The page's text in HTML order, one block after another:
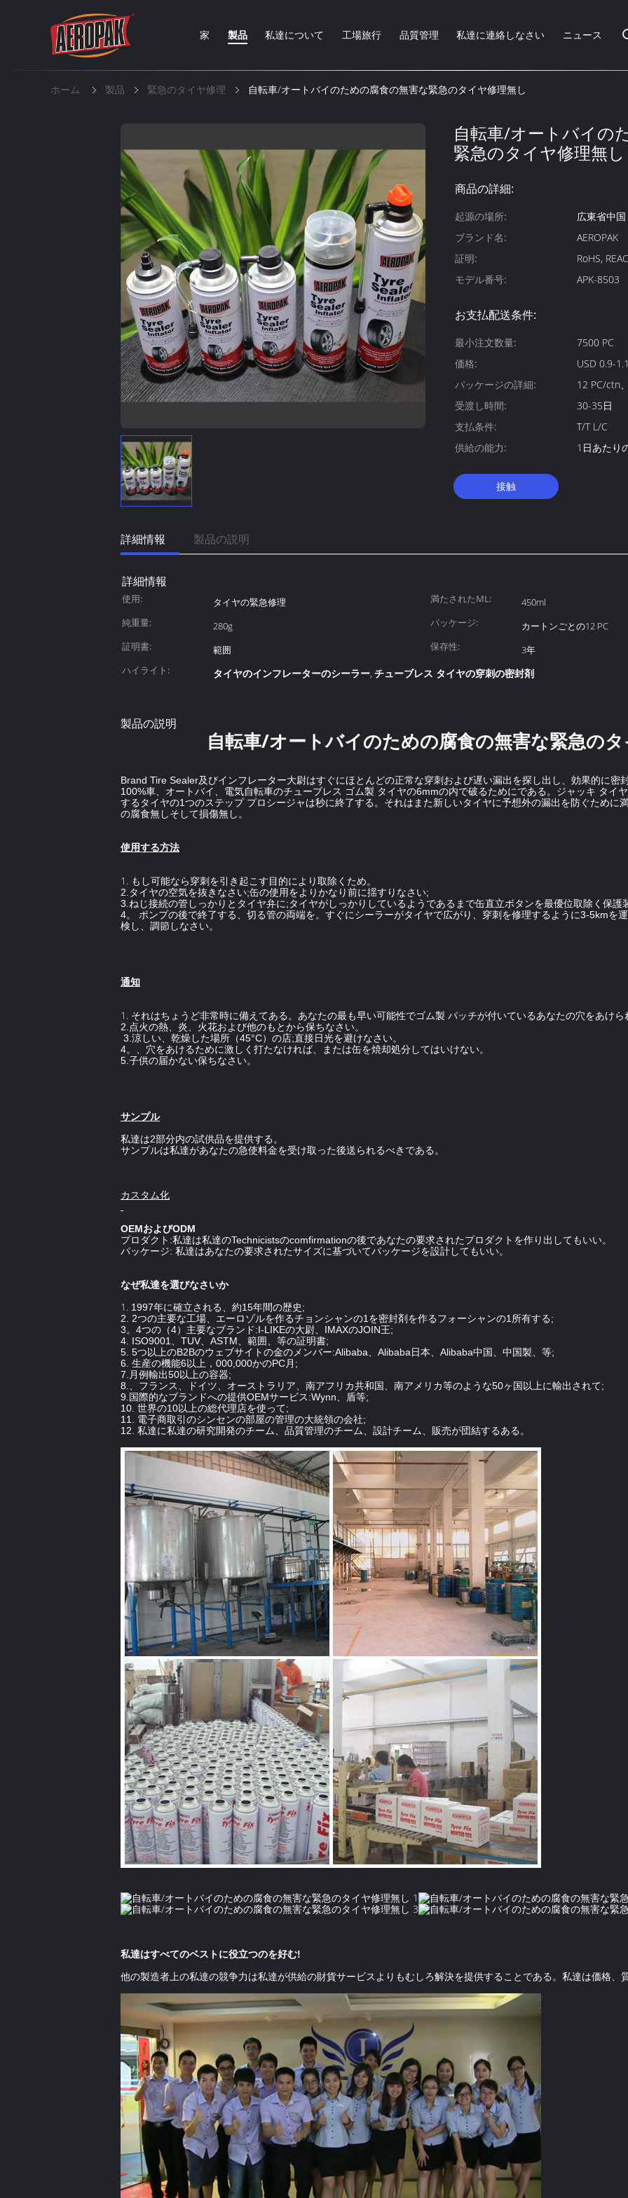
家 製品 私達について 工場旅行 品質管理 私達に連絡しなさい ニュース
ホーム 製品 緊急のタイヤ修理 自転車/オートバイのための腐食の無害な緊急のタイヤ修理無し
自転車/オートバイの
緊急のタイヤ修理無し
商品の詳細:
起源の場所:
広東省中国
ブランド名:
AEROPAK
証明:
RoHS,
モデル番号:
APK-8503
お支払配送条件:
最小注文数量:
7500 PC
価格:
USD 0.9-
パッケージの詳細:
12 PC/ctn
受渡し時間:
30-35日
支払条件:
T/T L/C
供給の能力:
1日あたり
接触
詳細情報 製品の説明
詳細情報
使用: タイヤの緊急修理 満たされたML:
450ml
純重量:
280g パッケージ:
カートンごとの12 PC
証明書:
範囲 保存性:
3年
ハイライト:
タイヤのインフレーターのシーラー, チューブレス タイヤの穿刺の密封剤
製品の説明
自転車/オートバイのための腐食の無害な緊急の
Brand Tire Sealer及びインフレーター大尉はすぐにほとんどの正常な穿刺および遅い漏出を探し出し、効果的に密
100%車、オートバイ、電気自転車のチューブレス ゴム製 タイヤの6mmの内で破るためにである。ジャッキ タイ
するタイヤの1つのステップ プロシージャは秒に終了する。それはまた新しいタイヤに予想外の漏出を防ぐために
の腐食無しそして損傷無し。
使用する方法
1. もし可能なら穿刺を引き起こす目的により取除くため。
2.タイヤの空気を抜きなさい;缶の使用をよりかなり前に揺すりなさい;
3.ねじ接続の管しっかりとタイヤ弁に;タイヤがしっかりしているようであるまで缶直立ボタンを最優位取除く保護
4。 ポンプの後で終了する、切る管の両端を。すぐにシーラーがタイヤで広がり、穿刺を修理するように3-5kmを
検し、調節しなさい。
通知
1. それはちょうど非常時に備えてある。あなたの最も早い可能性でゴム製 パッチが付いているあなたの穴をあけら
2.点火の熱、炎、火花および他のもとから保ちなさい。
3.涼しい、乾燥した場所（45°C）の店;直接日光を避けなさい。
4。、穴をあけるために激しく打たなければ、または缶を焼却処分してはいけない。
5.子供の届かない保ちなさい。
サンプル
私達は2部分内の試供品を提供する。
サンプルは私達があなたの急使料金を受け取った後送られるべきである。
カスタム化
OEMおよびODM
プロダクト:私達は私達のTechnicistsのcomfirmationの後であなたの要求されたプロダクトを作り出してもいい。
パッケージ: 私達はあなたの要求されたサイズに基づいてパッケージを設計してもいい。
なぜ私達を選びなさいか
1. 1997年に確立される、約15年間の歴史;
2. 2つの主要な工場、エーロゾルを作るチョンシャンの1を密封剤を作るフォーシャンの1所有する;
3。4つの（4）主要なブランド:I-LIKEの大尉、IMAXのJOIN王;
4. ISO9001、TUV、ASTM、範囲、等の証明書;
5. 5つ以上のB2Bのウェブサイトの金のメンバー:Alibaba、Alibaba日本、Alibaba中国、中国製、等;
6. 生産の機能6以上，000,000かのPC月;
7.月例輸出50以上の容器;
8.、フランス、ドイツ、オーストラリア、南アフリカ共和国、南アメリカ等のような50ヶ国以上に輸出されて;
9.国際的なブランドへの提供OEMサービス:Wynn、盾等;
10. 世界の10以上の総代理店を使って;
11. 電子商取引のシンセンの部屋の管理の大統領の会社;
12. 私達に私達の研究開発のチーム、品質管理のチーム、設計チーム、販売が団結するある。
私達はすべてのベストに役立つのを好む!
他の製造者上の私達の競争力は私達が供給の財貨サービスよりもむしろ解決を提供することである。私達は価格、